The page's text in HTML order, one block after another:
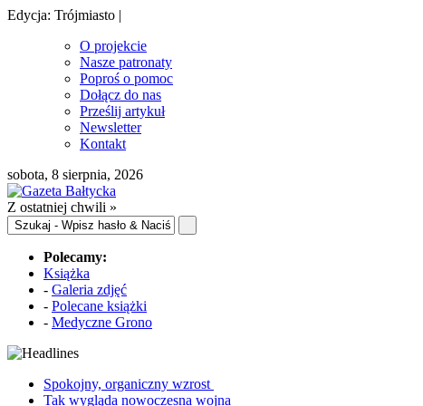
Edycja: Trójmiasto |
O projekcie
Nasze patronaty
Poproś o pomoc
Dołącz do nas
Prześlij artykuł
Newsletter
Kontakt
sobota, 8 sierpnia, 2026
Z ostatniej chwili »
Polecamy:
Książka
- Galeria zdjęć
- Polecane książki
- Medyczne Grono
Spokojny, organiczny wzrost
Tak wygląda nowoczesna wojna